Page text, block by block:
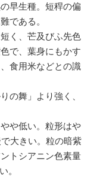
早生種。短稈の偏
である。
く、芒及びふ先色
で、葉身にもかす
食用米などとの識
の舞」より強く、
や低い。粒形はや
大きい。粒の暗紫
トシアニン色素量
。